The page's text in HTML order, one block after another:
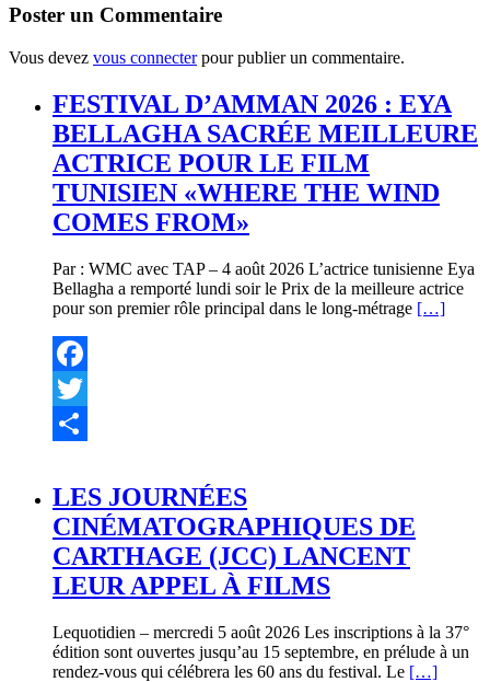
Poster un Commentaire
Vous devez vous connecterpour publier un commentaire.
FESTIVAL D’AMMAN 2026 : EYA
BELLAGHA SACRÉE MEILLEURE
ACTRICE POUR LE FILM
TUNISIEN «WHERE THE WIND
COMES FROM»
Par : WMC avec TAP – 4 août 2026 L’actrice tunisienne Eya
Bellagha a remporté lundi soir le Prix de la meilleure actrice
pour son premier rôle principal dans le long-métrage […]
Facebook
Twitter
LES JOURNÉES
CINÉMATOGRAPHIQUES DE
CARTHAGE (JCC) LANCENT
LEUR APPEL À FILMS
Lequotidien – mercredi 5 août 2026 Les inscriptions à la 37°
édition sont ouvertes jusqu’au 15 septembre, en prélude à un
rendez-vous qui célébrera les 60 ans du festival. Le […]